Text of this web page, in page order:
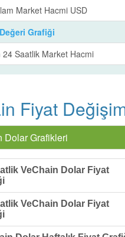
Market Hacmi USD
Grafiği
24 Saatlik Market Hacmi
Fiyat
Dolar Grafikleri
VeChain Dolar Fiyat
VeChain Dolar Fiyat